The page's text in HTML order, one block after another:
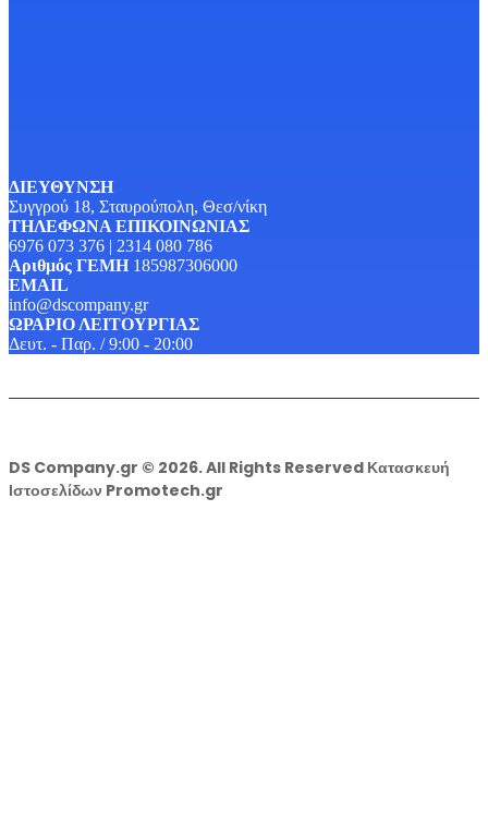
ΔΙΕΥΘΥΝΣΗ
Συγγρού 18, Σταυρούπολη, Θεσ/νίκη
ΤΗΛΕΦΩΝΑ ΕΠΙΚΟΙΝΩΝΙΑΣ
6976 073 376 | 2314 080 786
Αριθμός ΓΕΜΗ 185987306000
EMAIL
info@dscompany.gr
ΩΡΑΡΙΟ ΛΕΙΤΟΥΡΓΙΑΣ
Δευτ. - Παρ. / 9:00 - 20:00
DS Company.gr © 2026. All Rights Reserved Κατασκευή
Ιστοσελίδων Promotech.gr